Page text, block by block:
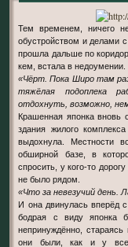
Тем временем, ничего
обустройством и делами
прошла дальше по
кем, встала в недоумении.
«Чёрт. Пока Широ там
тяжёлая подоплека
отдохнуть, возможно,
Крашенная японка вновь
здания жилого
выдохнула. Местности
обширной базе, в
спросить, у кого-то
не было рядом.
«Что за невезучий
И она двинулась вперёд
бодрая с виду японка
непринуждённо,
они были, как и у